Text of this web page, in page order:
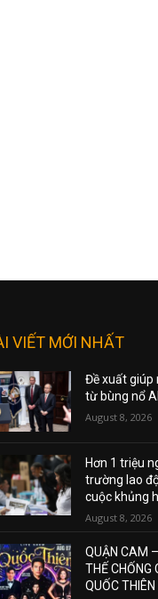
VIẾT MỚI NHẤT
Đề xuất giúp
từ bùng nổ
August 8, 2026
Hơn 1 triệu
trường lao
cuộc khủng
August 8, 2026
QUẬN CAM
THẾ CHỐNG
QUỐC THIÊN